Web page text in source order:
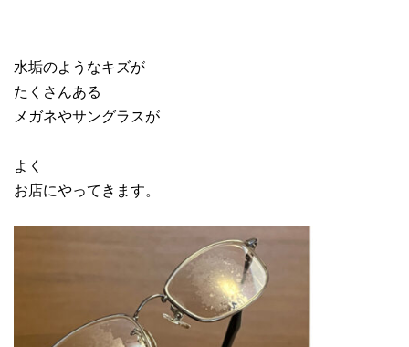
水垢のようなキズが
たくさんある
メガネやサングラスが
よく
お店にやってきます。